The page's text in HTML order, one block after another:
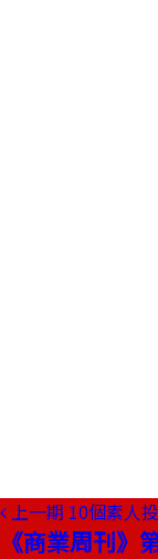
上一期 10個素人
《商業周刊》